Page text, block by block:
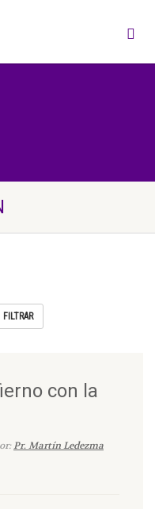
con la
Pr. Martín Ledezma